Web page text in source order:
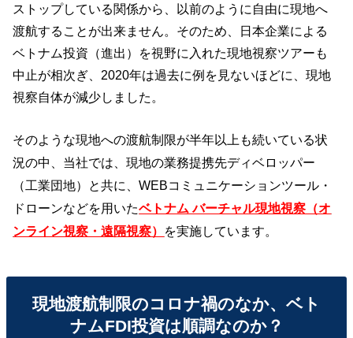
ストップしている関係から、以前のように自由に現地へ
渡航することが出来ません。そのため、日本企業による
ベトナム投資（進出）を視野に入れた現地視察ツアーも
中止が相次ぎ、2020年は過去に例を見ないほどに、現地
視察自体が減少しました。
そのような現地への渡航制限が半年以上も続いている状
況の中、当社では、現地の業務提携先ディベロッパー
（工業団地）と共に、WEBコミュニケーションツール・
ドローンなどを用いたベトナム バーチャル現地視察（オ
ンライン視察・遠隔視察） を実施しています。
現地渡航制限のコロナ禍のなか、ベト
ナムFDI投資は順調なのか？